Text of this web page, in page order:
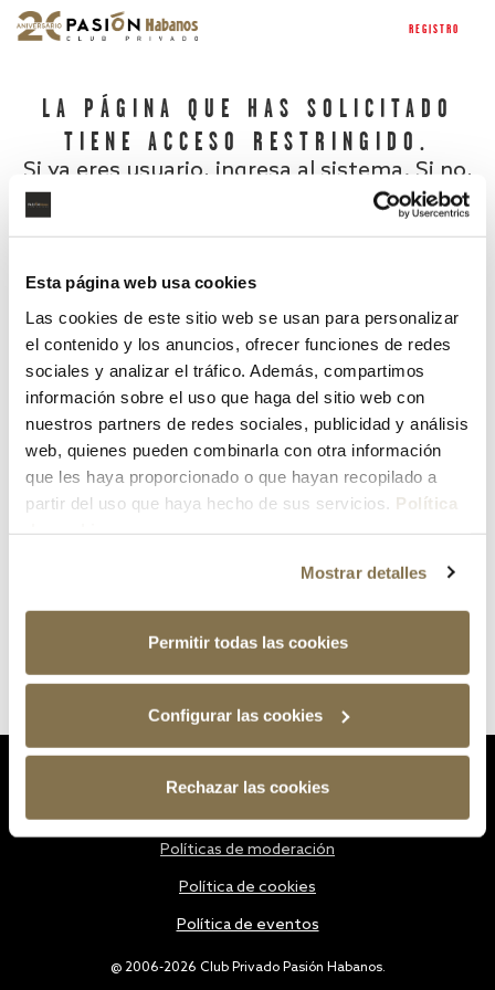
Esta página web usa cookies
Las cookies de este sitio web se usan para personalizar
el contenido y los anuncios, ofrecer funciones de redes
sociales y analizar el tráfico. Además, compartimos
información sobre el uso que haga del sitio web con
nuestros partners de redes sociales, publicidad y análisis
web, quienes pueden combinarla con otra información
que les haya proporcionado o que hayan recopilado a
partir del uso que haya hecho de sus servicios. Política
Mostrar detalles
Permitir todas las cookies
Configurar las cookies
Rechazar las cookies
REGISTRO
LA PÁGINA QUE HAS SOLICITADO
TIENE ACCESO RESTRINGIDO.
Si ya eres usuario, ingresa al sistema. Si no,
¿Has olvidado tu contraseña?
@ 2006-2026 Club Privado Pasión Habanos.
Políticas de moderación
Política de cookies
Política de eventos